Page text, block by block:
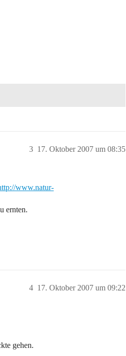
17. Oktober 2007 um 08:35
3
www.natur-
ernten.
17. Oktober 2007 um 09:22
4
gehen.